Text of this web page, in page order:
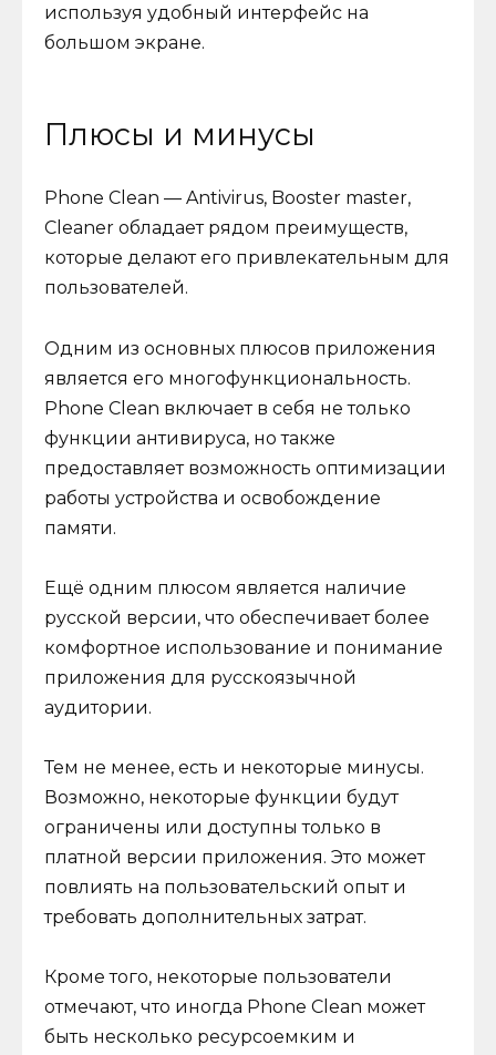
используя удобный интерфейс на
большом экране.
Плюсы и минусы
Phone Clean — Antivirus, Booster master,
Cleaner обладает рядом преимуществ,
которые делают его привлекательным для
пользователей.
Одним из основных плюсов приложения
является его многофункциональность.
Phone Clean включает в себя не только
функции антивируса, но также
предоставляет возможность оптимизации
работы устройства и освобождение
памяти.
Ещё одним плюсом является наличие
русской версии, что обеспечивает более
комфортное использование и понимание
приложения для русскоязычной
аудитории.
Тем не менее, есть и некоторые минусы.
Возможно, некоторые функции будут
ограничены или доступны только в
платной версии приложения. Это может
повлиять на пользовательский опыт и
требовать дополнительных затрат.
Кроме того, некоторые пользователи
отмечают, что иногда Phone Clean может
быть несколько ресурсоемким и